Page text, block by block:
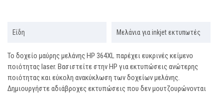
Είδη Μελάνια για inkjet εκτυπωτές
Το δοχείο μαύρης μελάνης HP 364XL παρέχει ευκρινές κείμενο
ποιότητας laser. Βασιστείτε στην ΗΡ για εκτυπώσεις ανώτερης
ποιότητας και εύκολη ανακύκλωση των δοχείων μελάνης.
Δημιουργήστε αδιάβροχες εκτυπώσεις που δεν μουτζουρώνονται